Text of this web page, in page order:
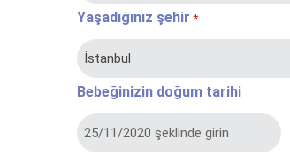
Yaşadığınız şehir *
Bebeğinizin doğum tarihi